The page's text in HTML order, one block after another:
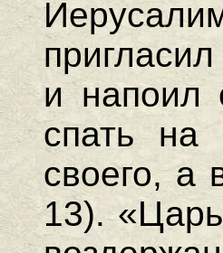
и напоил
спать на
своего,
13).